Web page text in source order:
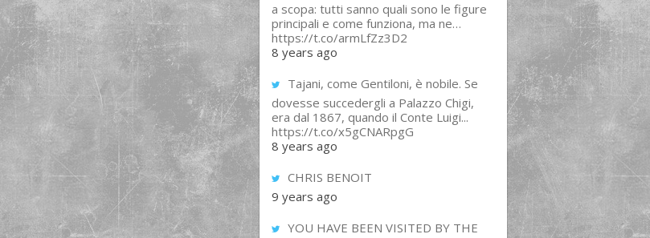
a scopa: tutti sanno quali sono le figure
principali e come funziona, ma ne…
https://t.co/armLfZz3D2
8 years ago
Tajani, come Gentiloni, è nobile. Se
dovesse succedergli a Palazzo Chigi,
era dal 1867, quando il Conte Luigi...
https://t.co/x5gCNARpgG
8 years ago
CHRIS BENOIT
9 years ago
YOU HAVE BEEN VISITED BY THE